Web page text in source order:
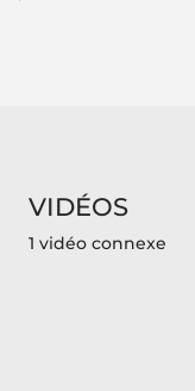
VIDÉOS
1 vidéo connexe